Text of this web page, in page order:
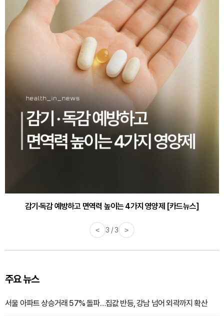
감기·독감 예방하고 면역력 높이는 4가지 영양제 [카드뉴스]
< 3 / 3 >
주요 뉴스
서울 아파트 상승거래 57% 돌파…집값 반등, 강남 넘어 외곽까지 확산